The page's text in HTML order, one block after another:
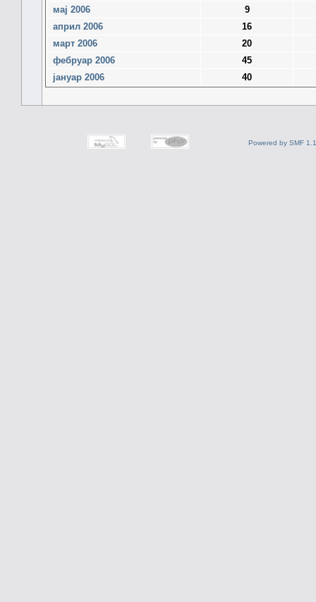
мај 2006
9
април 2006
16
март 2006
20
фебруар 2006
45
јануар 2006
40
Powered by SMF